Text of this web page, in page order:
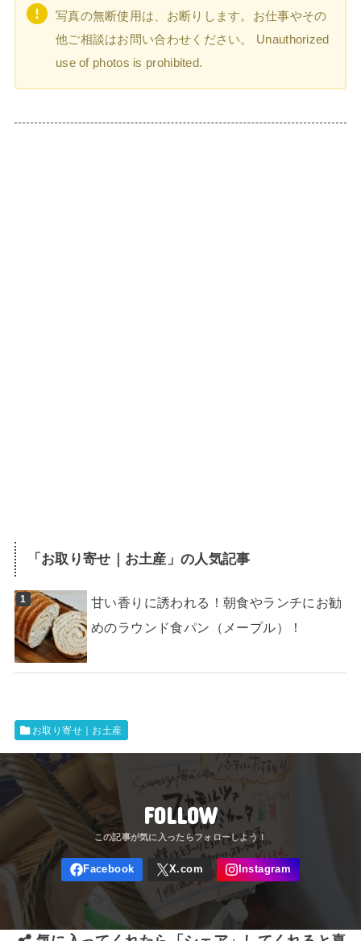
写真の無断使用は、お断りします。お仕事やその
他ご相談はお問い合わせください。 Unauthorized
use of photos is prohibited.
「お取り寄せ｜お土産 」の人気記事
甘い香りに誘われる！朝食やランチにお勧
めのラウンド食パン（メープル）！
お取り寄せ｜お土産
FOLLOW